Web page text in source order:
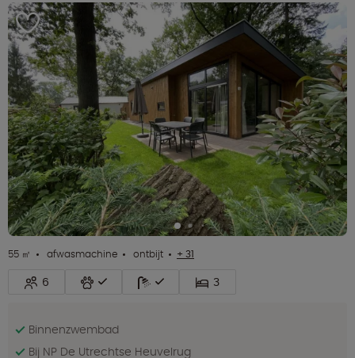
55 ㎡ afwasmachine ontbijt + 31
6 3
Binnenzwembad
Bij NP De Utrechtse Heuvelrug